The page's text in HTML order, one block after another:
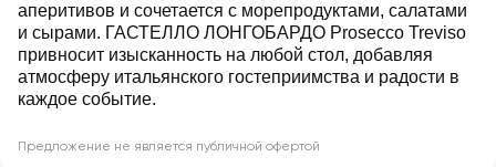
аперитивов и сочетается с морепродуктами, салатами
и сырами. ГАСТЕЛЛО ЛОНГОБАРДО Prosecco Treviso
привносит изысканность на любой стол, добавляя
атмосферу итальянского гостеприимства и радости в
каждое событие.
Предложение не является публичной офертой